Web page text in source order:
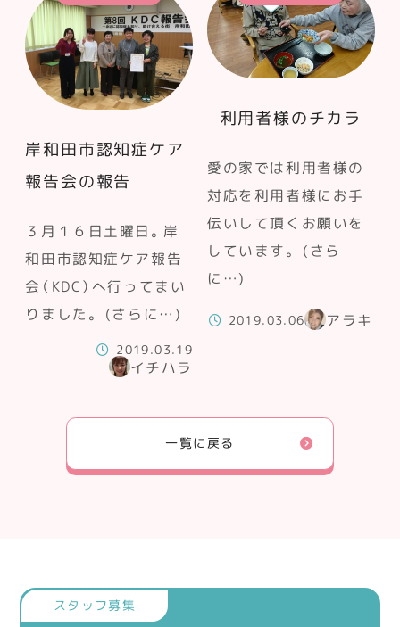
岸和田市認知症ケア
報告会の報告
３月１６日土曜日。岸
和田市認知症ケア報告
会（KDC）へ行ってまい
りました。 (さらに…)
2019.03.19
イチハラ
利用者様のチカラ
愛の家では利用者様の
対応を利用者様にお手
伝いして頂くお願いを
しています。 (さら
に…)
2019.03.06 アラキ
一覧に戻る